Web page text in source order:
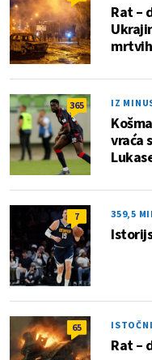
Rat –
mrtvih
365 IZ
vraća
7 359,5
65
Rat –